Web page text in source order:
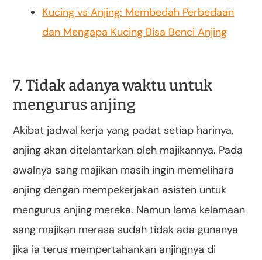
Kucing vs Anjing: Membedah Perbedaan
dan Mengapa Kucing Bisa Benci Anjing
7. Tidak adanya waktu untuk
mengurus anjing
Akibat jadwal kerja yang padat setiap harinya,
anjing akan ditelantarkan oleh majikannya. Pada
awalnya sang majikan masih ingin memelihara
anjing dengan mempekerjakan asisten untuk
mengurus anjing mereka. Namun lama kelamaan
sang majikan merasa sudah tidak ada gunanya
jika ia terus mempertahankan anjingnya di